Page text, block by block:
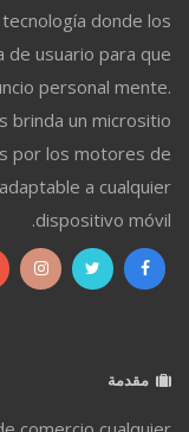
donde los
de usuario para que
personal mente.
brinda un micrositio
por los motores de
a cualquier
dispositivo móvil.
مقدمة